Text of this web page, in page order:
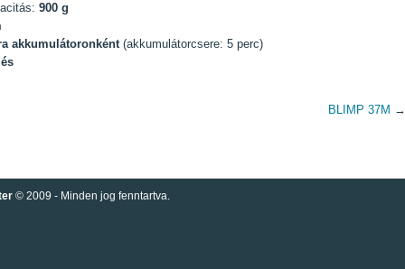
900 g
akkumulátoronként(akkumulátorcsere: 5 perc)
BLIMP 37M →
© 2009 - Minden jog fenntartva.